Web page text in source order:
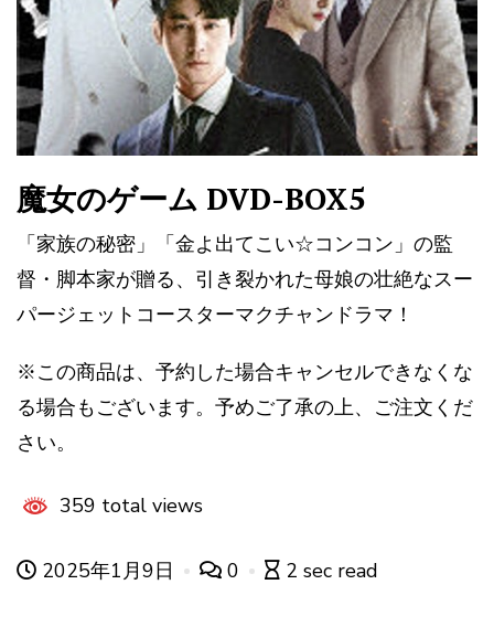
魔女のゲーム DVD-BOX5
「家族の秘密」「金よ出てこい☆コンコン」の監
督・脚本家が贈る、引き裂かれた母娘の壮絶なスー
パージェットコースターマクチャンドラマ！
※この商品は、予約した場合キャンセルできなくな
る場合もございます。予めご了承の上、ご注文くだ
さい。
359 total views
2025年1月9日 0 2 sec read